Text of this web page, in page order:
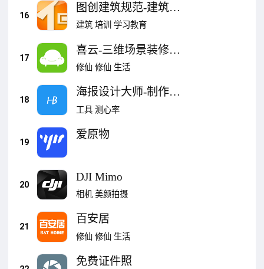
16
图创建筑规范-建筑规
范图集查阅
建筑 培训 学习教育
17
喜云-三维场景装修设
计
修仙 修仙 生活
18
海报设计大师-制作海
报
工具 测心率
19
爱原物
20
DJI Mimo
相机 美颜拍摄
21
百安居
修仙 修仙 生活
免费证件照